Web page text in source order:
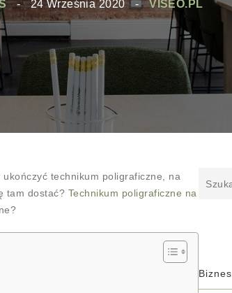
technikum poligraficzne, na
tam dostać? Technikum poligraficzne na
Biznes